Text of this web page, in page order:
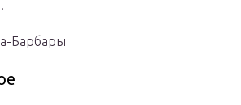
Барбары